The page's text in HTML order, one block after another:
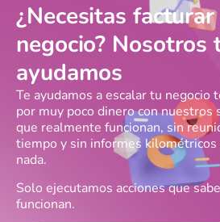
¿Necesitas
negocio? Nosotros
ayudamos
Te ayudamos a escalar tu negocio
por muy poco dinero con nuestros
que realmente funcionan, sin
tiempo y sin informes kilométricos
nada.
Solo ejecutamos acciones que
funcionan.